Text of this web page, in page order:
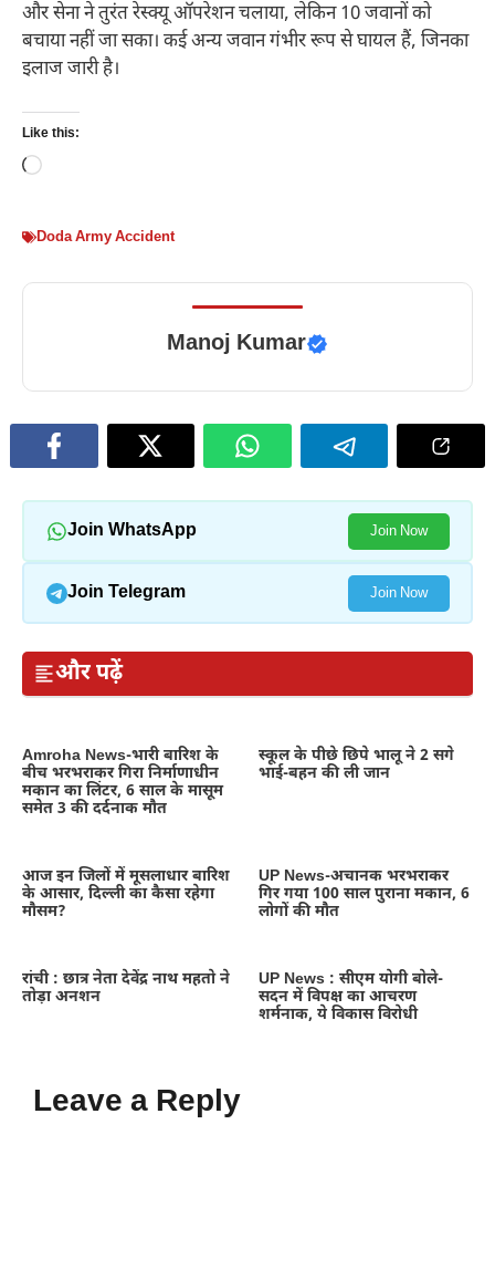
और सेना ने तुरंत रेस्क्यू ऑपरेशन चलाया, लेकिन 10 जवानों को
बचाया नहीं जा सका। कई अन्य जवान गंभीर रूप से घायल हैं, जिनका
इलाज जारी है।
Like this:
Loading…
Doda Army Accident
Manoj Kumar
Join WhatsApp Join Now
Join Telegram Join Now
और पढ़ें
Amroha News-भारी बारिश के
बीच भरभराकर गिरा निर्माणाधीन
मकान का लिंटर, 6 साल के मासूम
समेत 3 की दर्दनाक मौत
स्कूल के पीछे छिपे भालू ने 2 सगे
भाई-बहन की ली जान
आज इन जिलों में मूसलाधार बारिश
के आसार, दिल्ली का कैसा रहेगा
मौसम?
UP News-अचानक भरभराकर
गिर गया 100 साल पुराना मकान, 6
लोगों की मौत
रांची : छात्र नेता देवेंद्र नाथ महतो ने
तोड़ा अनशन
UP News : सीएम योगी बोले-
सदन में विपक्ष का आचरण
शर्मनाक, ये विकास विरोधी
Leave a Reply